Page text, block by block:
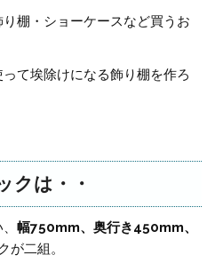
棚・ショーケースなど買うお
て埃除けになる飾り棚を作ろ
クは・・
、幅750mm、奥行き450mm、
が二組。